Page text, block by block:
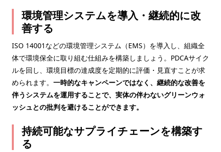
環境管理システムを導入・継続的に改
善する
ISO 14001などの環境管理システム（EMS）を導入し、組織全
体で環境保全に取り組む仕組みを構築しましょう。PDCAサイク
ルを回し、環境目標の達成度を定期的に評価・見直すことが求
められます。 一時的なキャンペーンではなく、継続的な改善を
伴うシステムを運用することで、実体の伴わないグリーンウォ
ッシュとの批判を避けることができます。
持続可能なサプライチェーンを構築す
る